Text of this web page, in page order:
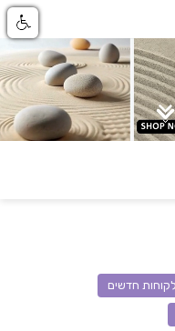
חדשים